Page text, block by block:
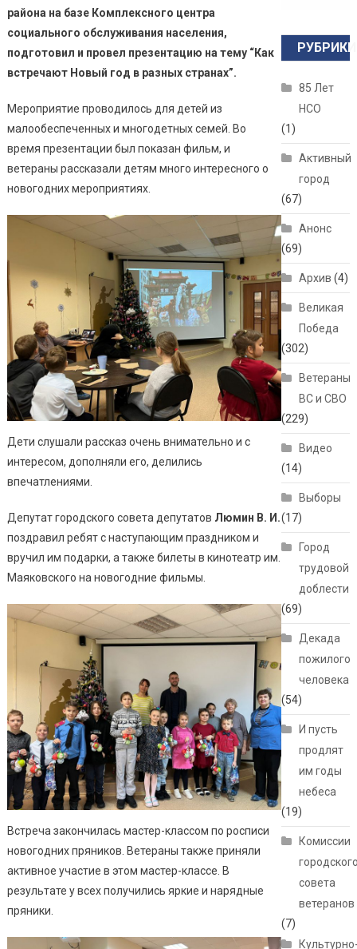
района на базе Комплексного центра
социального обслуживания населения,
подготовил и провел презентацию на тему “Как
встречают Новый год в разных странах”.
Мероприятие проводилось для детей из
малообеспеченных и многодетных семей. Во
время презентации был показан фильм, и
ветераны рассказали детям много интересного о
новогодних мероприятиях.
Дети слушали рассказ очень внимательно и с
интересом, дополняли его, делились
впечатлениями.
Депутат городского совета депутатов Люмин В. И.
поздравил ребят с наступающим праздником и
вручил им подарки, а также билеты в кинотеатр им.
Маяковского на новогодние фильмы.
Встреча закончилась мастер-классом по росписи
новогодних пряников. Ветераны также приняли
активное участие в этом мастер-классе. В
результате у всех получились яркие и нарядные
пряники.
РУБРИКИ
85 Лет
НСО
(1)
Активный
город
(67)
Анонс
(69)
Архив (4)
Великая
Победа
(302)
Ветераны
ВС и СВО
(229)
Видео
(14)
Выборы
(17)
Город
трудовой
доблести
(69)
Декада
пожилого
человека
(54)
И пусть
продлят
им годы
небеса
(19)
Комиссии
совета
ветеранов
(7)